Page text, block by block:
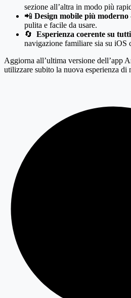
sezione all’altra in modo più
📲 Design mobile più moderno
pulita e facile da usare.
🔄 Esperienza coerente su
navigazione familiare sia su iOS
Aggiorna all’ultima versione dell’app
utilizzare subito la nuova esperienza di